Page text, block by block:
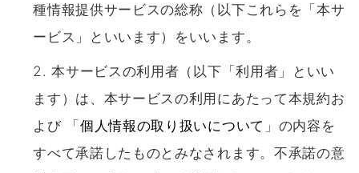
種情報提供サービスの総称（以下これらを「本サ
ービス」といいます）をいいます。
本サービスの利用者（以下「利用者」といい
ます）は、本サービスの利⽤にあたって本規約お
よび 「個⼈情報の取り扱いについて 」の内容を
すべて承諾したものとみなされます。不承諾の意